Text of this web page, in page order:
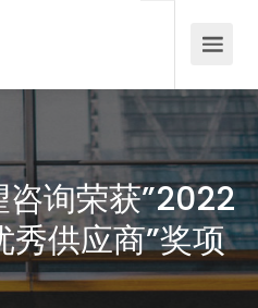
询荣获”2022
供应商”奖项